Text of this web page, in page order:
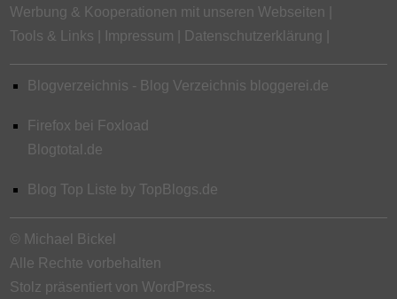
Werbung & Kooperationen mit unseren Webseiten
Tools & Links
Impressum Datenschutzerklärung
Blogverzeichnis - Blog Verzeichnis bloggerei.de
Firefox bei Foxload
Blogtotal.de
Blog Top Liste by TopBlogs.de
© Michael Bickel
Alle Rechte vorbehalten
Stolz präsentiert von WordPress.